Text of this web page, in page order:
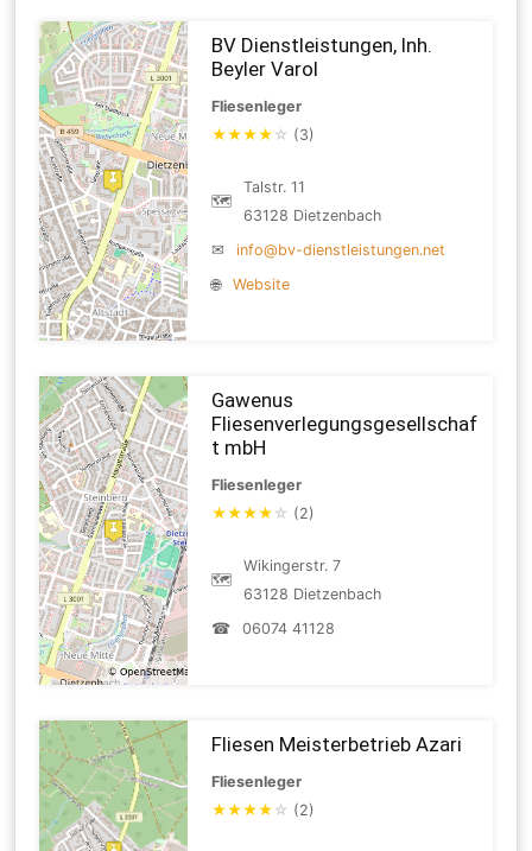
BV Dienstleistungen, Inh.
Beyler Varol
Fliesenleger
★★★★ ☆ (3)
🗺
Talstr. 11
63128 Dietzenbach
✉
info@bv-dienstleistungen.net
🌐
Website
Gawenus
Fliesenverlegungsgesellschaf
t mbH
Fliesenleger
★★★★ ☆ (2)
🗺
Wikingerstr. 7
63128 Dietzenbach
☎
06074 41128
Fliesen Meisterbetrieb Azari
Fliesenleger
★★★★ ☆ (2)